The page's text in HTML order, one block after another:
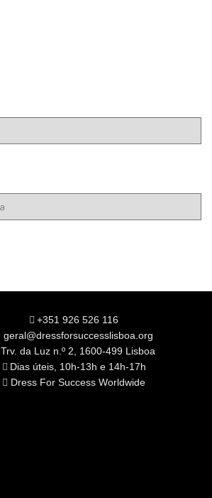
+351 926 526 116
geral@dressforsuccesslisboa.org
Trv. da Luz n.º 2, 1600-499 Lisboa
Dias úteis, 10h-13h e 14h-17h
Dress For Success Worldwide